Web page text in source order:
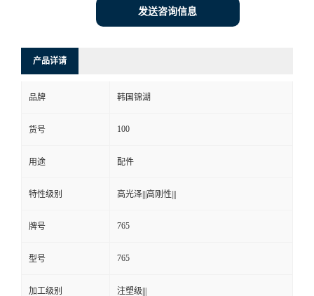
发送咨询信息
产品详请
品牌 韩国锦湖
货号 100
用途 配件
特性级别 高光泽|||高刚性|||
牌号 765
型号 765
加工级别 注塑级|||